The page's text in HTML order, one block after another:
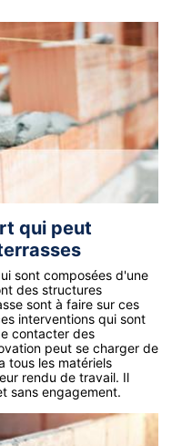
qui peut
sont composées d'une
des structures
sont à faire sur ces
interventions qui sont
contacter des
peut se charger de
tous les matériels
rendu de travail. Il
sans engagement.